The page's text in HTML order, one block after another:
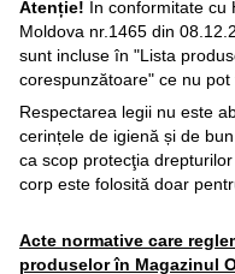
Atenție! În conformitate cu
Moldova nr.1465 din
sunt incluse în "Lista
corespunzătoare" ce nu
Respectarea legii nu este
cerințele de igienă și de
ca scop protecţia
corp este folosită doar
Acte normative care
produselor în Magazinul